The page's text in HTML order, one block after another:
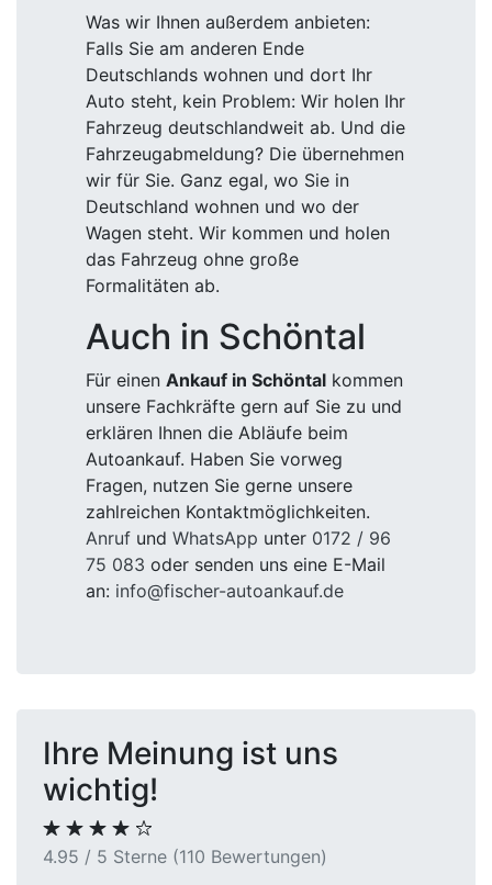
Was wir Ihnen außerdem anbieten:
Falls Sie am anderen Ende
Deutschlands wohnen und dort Ihr
Auto steht, kein Problem: Wir holen Ihr
Fahrzeug deutschlandweit ab. Und die
Fahrzeugabmeldung? Die übernehmen
wir für Sie. Ganz egal, wo Sie in
Deutschland wohnen und wo der
Wagen steht. Wir kommen und holen
das Fahrzeug ohne große
Formalitäten ab.
Auch in Schöntal
Für einen Ankauf in Schöntal kommen
unsere Fachkräfte gern auf Sie zu und
erklären Ihnen die Abläufe beim
Autoankauf. Haben Sie vorweg
Fragen, nutzen Sie gerne unsere
zahlreichen Kontaktmöglichkeiten.
Anruf und WhatsApp unter 0172 / 96
75 083 oder senden uns eine E-Mail
an: info@fischer-autoankauf.de
Ihre Meinung ist uns
wichtig!
4.95 / 5 Sterne (110 Bewertungen)